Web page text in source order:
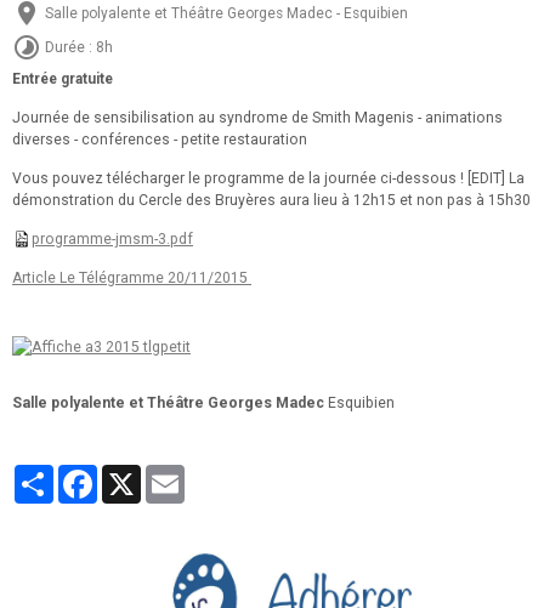
Salle polyalente et Théâtre Georges Madec - Esquibien
Durée : 8h
Entrée gratuite
Journée de sensibilisation au syndrome de Smith Magenis - animations
diverses - conférences - petite restauration
Vous pouvez télécharger le programme de la journée ci-dessous ! [EDIT] La
démonstration du Cercle des Bruyères aura lieu à 12h15 et non pas à 15h30
programme-jmsm-3.pdf
Article Le Télégramme 20/11/2015
Salle polyalente et Théâtre Georges Madec Esquibien
PartagerFacebook
X